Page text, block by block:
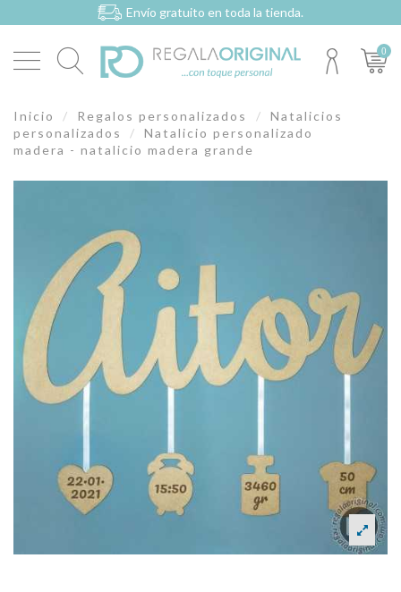
Envío gratuito en toda la tienda.
0
Inicio Regalos personalizados
Natalicios
personalizados
Natalicio personalizado
madera - natalicio madera grande